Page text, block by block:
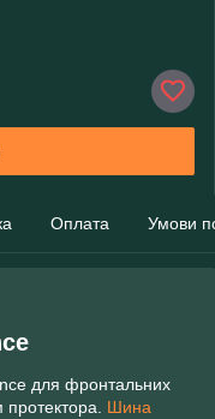
Оплата Умови
для фронтальних
Шина